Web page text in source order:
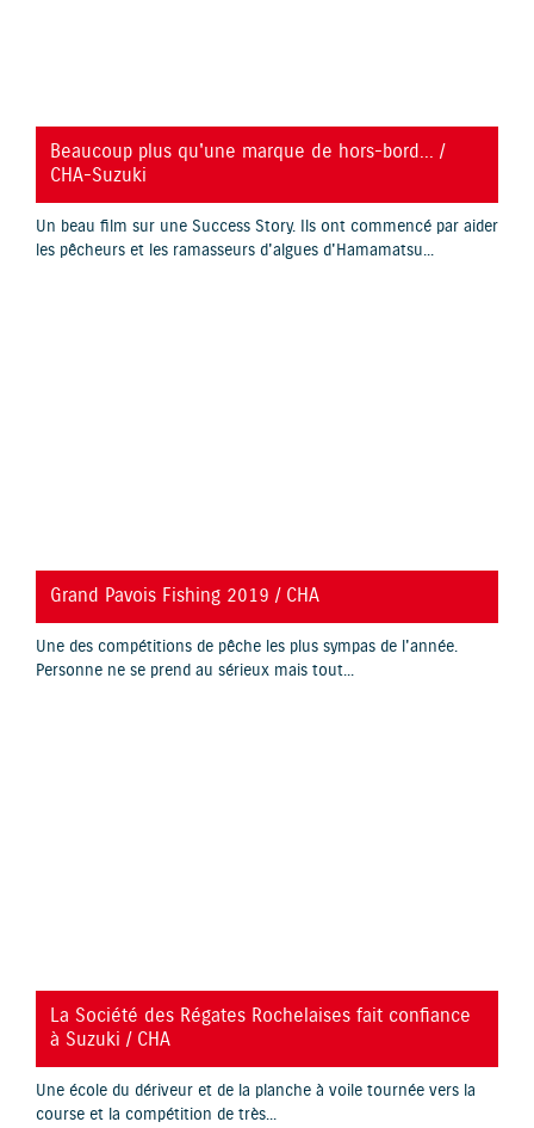
YouTube is disabled. Allow
Beaucoup plus qu'une marque de hors-bord... /
CHA-Suzuki
Un beau film sur une Success Story. Ils ont commencé par aider
les pêcheurs et les ramasseurs d'algues d'Hamamatsu...
YouTube is disabled. Allow
Grand Pavois Fishing 2019 / CHA
Une des compétitions de pêche les plus sympas de l'année.
Personne ne se prend au sérieux mais tout...
YouTube is disabled. Allow
La Société des Régates Rochelaises fait confiance
à Suzuki / CHA
Une école du dériveur et de la planche à voile tournée vers la
course et la compétition de très...